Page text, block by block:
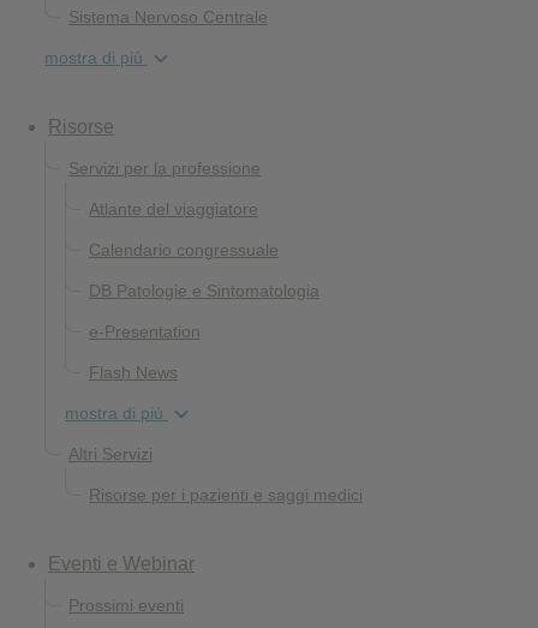
Sistema Nervoso Centrale
mostra di più
Risorse
Servizi per la professione
Atlante del viaggiatore
Calendario congressuale
DB Patologie e Sintomatologia
e-Presentation
Flash News
mostra di più
Altri Servizi
Risorse per i pazienti e saggi medici
Eventi e Webinar
Prossimi eventi